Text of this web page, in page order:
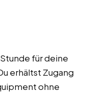
für deine
erhältst Zugang
ohne